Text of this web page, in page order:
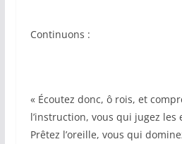
Continuons :
« Écoutez donc, ô rois, et
l’instruction, vous qui jugez
Prêtez l’oreille, vous qui